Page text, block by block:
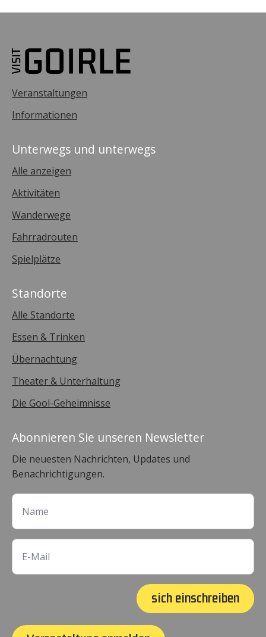
Veranstaltungen
Informationen
Unterwegs und unterwegs
Alle anzeigen
Aktivitäten
Wanderwege
Fahrradrouten
Spielplätze
Standorte
Alle Standorte
Essen & Trinken
Übernachtung
Theater & Unterhaltung
Die Gool-Geheimnisse
Abonnieren Sie unseren Newsletter
Die neuesten Nachrichten, Updates und
Benachrichtigungen.
sich einschreiben